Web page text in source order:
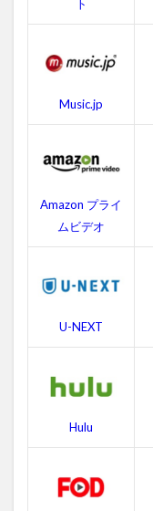
字幕
動画
動画
ジ
ョ
ズ
の
ら
す
4
ョ
ー
の
ト
Music.jp
Amazon プライ
ムビデオ
U-NEXT
Hulu